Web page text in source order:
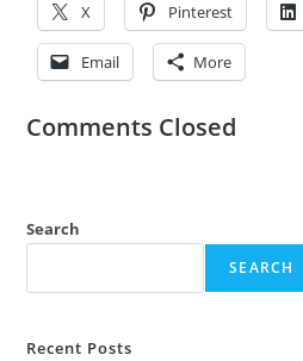
X Pinterest
Email More
Comments Closed
Search
SEARCH
Recent Posts